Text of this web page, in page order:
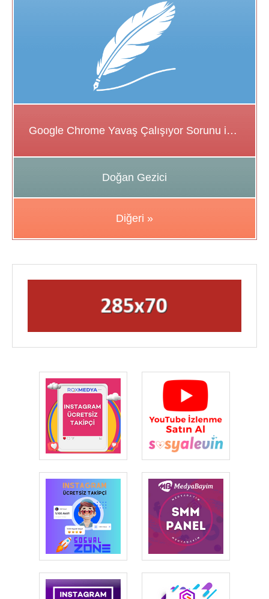
Google Chrome Yavaş Çalışıyor Sorunu için Çözüm Önerileri
Doğan Gezici
Diğeri »